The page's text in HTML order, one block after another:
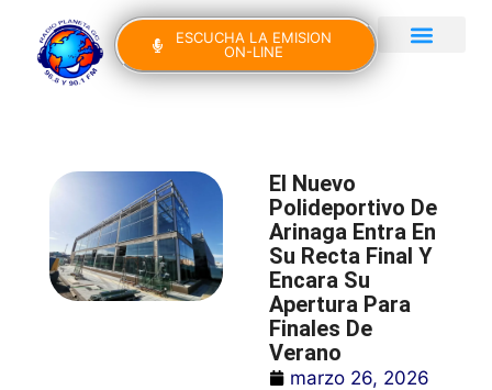
ESCUCHA LA EMISION
ON-LINE
El Nuevo
Polideportivo De
Arinaga Entra En
Su Recta Final Y
Encara Su
Apertura Para
Finales De
Verano
marzo 26, 2026